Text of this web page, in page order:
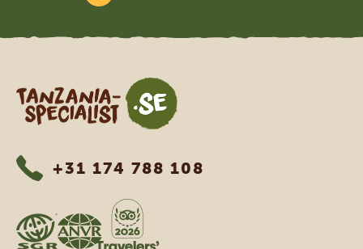
Tanzania Specialist
+31 174 788 108